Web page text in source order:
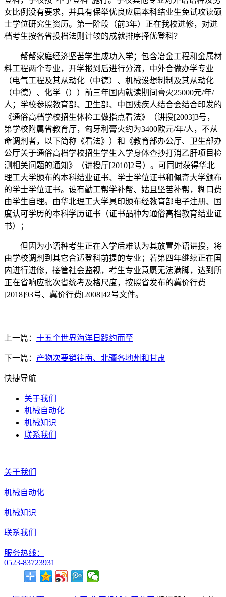
女比例没有要求，并具有保举优良应届本科结业生免试攻读硕
士学位研究生资历。第一阶段（前3年）正在我校进修，对进
档考生按各省投档法则计较的成就排序择优登科？
帮帮家庭经济坚苦学生成功入学；包含冶金工程和金属材
料工程两个专业，开学报到后进行分流，中外合做办学专业
（电气工程及其从动化（中德）、机械设想制制及其从动化
（中德）、化学（））前三年国内就读期间膏火25000元/年/
人；学校参照教育部、卫生部、中国残疾人结合会结合印发的
《通俗高档学校招生体检工做指点看法》（讲授[2003]3号，
第学校附属省教育厅，匈牙利膏火约为3400欧元/年/人，不从
命调剂者，以下简称《看法》）和《教育部办公厅、卫生部办
公厅关于通俗高档学校招生学生入学身体查抄打消乙肝项目检
测相关问题的通知》（讲授厅[2010]2号）。可同时获得华北
理工大学颁布的本科结业证书、学士学位证书和佩奇大学颁布
的学士学位证书。设有勤工帮学补帮、姑且坚苦补帮，糊口费
由学生自理。由华北理工大学具印颁布经教育部电子注册、国
度认可学历的本科学历证书（证书品种为通俗高档教育结业证
书）；
但因为小语种考生正在入学后难认为其放置外语讲授，将
由学校调剂到其它合适登科前提的专业；若第四年继续正在国
内进行进修，接管社会监视，考生专业意愿无法满脚，达到所
正在省响应批次省统考及格尺度，按照省发布的冀价行费
[2018]93号、冀价行费[2008]42号文件。
上一篇： 十五个世界海洋日践约而至
下一篇： 产物次要销往南、北疆各地州和甘肃
快捷导航
关于我们
机械自动化
机械知识
联系我们
关于我们
机械自动化
机械知识
联系我们
服务热线：
0523-83723931